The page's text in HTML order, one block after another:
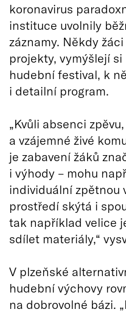
koronavirus
instituce uvolnily
záznamy. Někdy
projekty, vymýšlejí
hudební festival, k
i detailní program.
„Kvůli absenci
a vzájemné živé
je zabavení žáků
i výhody – mohu
individuální zpětnou
prostředí skýtá i
tak například velice
sdílet materiály,“
V plzeňské
hudební výchovy
na dobrovolné bázi.